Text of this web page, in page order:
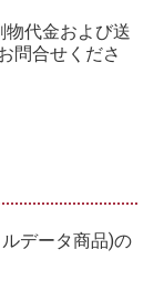
代金および送
問合せくださ
データ商品)の